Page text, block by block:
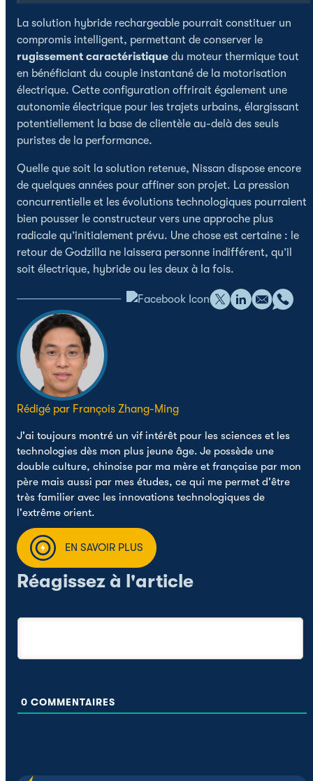
La solution hybride rechargeable pourrait constituer un
compromis intelligent, permettant de conserver le
rugissement caractéristique du moteur thermique tout
en bénéficiant du couple instantané de la motorisation
électrique. Cette configuration offrirait également une
autonomie électrique pour les trajets urbains, élargissant
potentiellement la base de clientèle au-delà des seuls
puristes de la performance.
Quelle que soit la solution retenue, Nissan dispose encore
de quelques années pour affiner son projet. La pression
concurrentielle et les évolutions technologiques pourraient
bien pousser le constructeur vers une approche plus
radicale qu’initialement prévu. Une chose est certaine : le
retour de Godzilla ne laissera personne indifférent, qu’il
soit électrique, hybride ou les deux à la fois.
Rédigé par François Zhang-Ming
J'ai toujours montré un vif intérêt pour les sciences et les
technologies dès mon plus jeune âge. Je possède une
double culture, chinoise par ma mère et française par mon
père mais aussi par mes études, ce qui me permet d'être
très familier avec les innovations technologiques de
l'extrême orient.
EN SAVOIR PLUS
Réagissez à l'article
0 COMMENTAIRES